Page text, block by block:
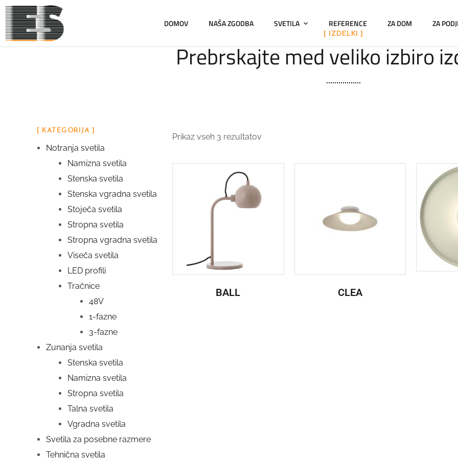
DOMOV NAŠA ZGODBA SVETILA REFERENCE ZA DOM ZA
[ IZDELKI ]
Prebrskajte med veliko izbiro
[ KATEGORIJA ]
Notranja svetila
Namizna svetila
Stenska svetila
Stenska vgradna svetila
Stoječa svetila
Stropna svetila
Stropna vgradna svetila
Viseča svetila
LED profili
Tračnice
48V
1-fazne
3-fazne
Zunanja svetila
Stenska svetila
Namizna svetila
Stropna svetila
Talna svetila
Vgradna svetila
Svetila za posebne razmere
Tehnična svetila
Prikaz vseh 3 rezultatov
BALL CLEA